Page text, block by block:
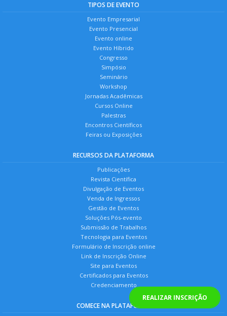
REALIZAR INSCRIÇÃO
TIPOS DE EVENTO
Evento Empresarial
Evento Presencial
Evento online
Evento Híbrido
Congresso
Simpósio
Seminário
Workshop
Jornadas Acadêmicas
Cursos Online
Palestras
Encontros Científicos
Feiras ou Exposições
RECURSOS DA PLATAFORMA
Publicações
Revista Científica
Divulgação de Eventos
Venda de Ingressos
Gestão de Eventos
Soluções Pós-evento
Submissão de Trabalhos
Tecnologia para Eventos
Formulário de Inscrição online
Link de Inscrição Online
Site para Eventos
Certificados para Eventos
Credenciamento
COMECE NA PLATAFORMA